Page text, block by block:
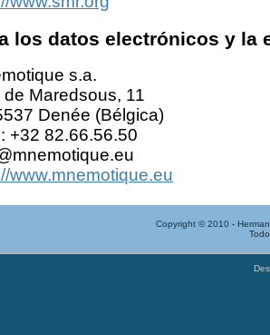
los datos electrónicos y la
s.a.
de Maredsous, 11
Denée (Bélgica)
+32 82.66.56.50
www.mnemotique.eu
Copyright © 2010 -